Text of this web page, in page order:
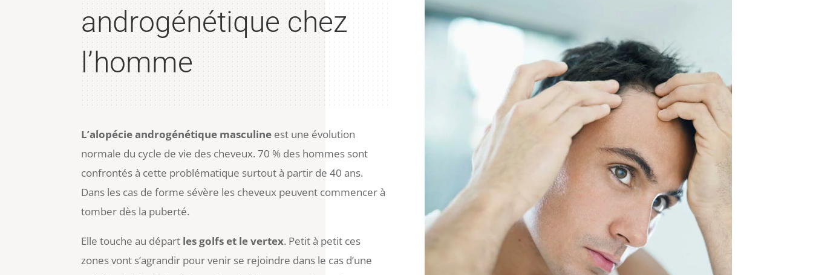
androgénétique chez
l’homme
L’alopécie androgénétique masculine est une évolution
normale du cycle de vie des cheveux. 70 % des hommes sont
confrontés à cette problématique surtout à partir de 40 ans.
Dans les cas de forme sévère les cheveux peuvent commencer à
tomber dès la puberté.
Elle touche au départ les golfs et le vertex. Petit à petit ces
zones vont s’agrandir pour venir se rejoindre dans le cas d’une